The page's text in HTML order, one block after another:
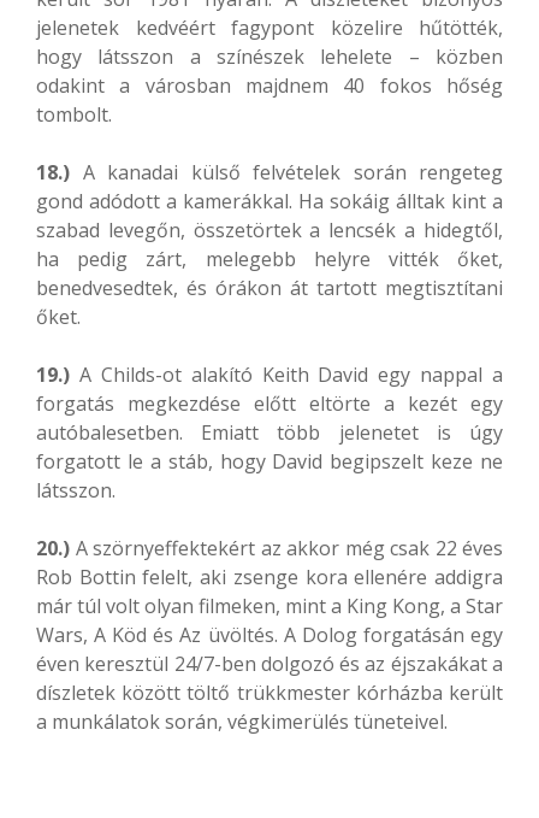
jelenetek kedvéért fagypont közelire hűtötték,
hogy látsszon a színészek lehelete – közben
odakint a városban majdnem 40 fokos hőség
tombolt.
18.) A kanadai külső felvételek során rengeteg
gond adódott a kamerákkal. Ha sokáig álltak kint a
szabad levegőn, összetörtek a lencsék a hidegtől,
ha pedig zárt, melegebb helyre vitték őket,
benedvesedtek, és órákon át tartott megtisztítani
őket.
19.) A Childs-ot alakító Keith David egy nappal a
forgatás megkezdése előtt eltörte a kezét egy
autóbalesetben. Emiatt több jelenetet is úgy
forgatott le a stáb, hogy David begipszelt keze ne
látsszon.
20.) A szörnyeffektekért az akkor még csak 22 éves
Rob Bottin felelt, aki zsenge kora ellenére addigra
már túl volt olyan filmeken, mint a King Kong, a Star
Wars, A Köd és Az üvöltés. A Dolog forgatásán egy
éven keresztül 24/7-ben dolgozó és az éjszakákat a
díszletek között töltő trükkmester kórházba került
a munkálatok során, végkimerülés tüneteivel.